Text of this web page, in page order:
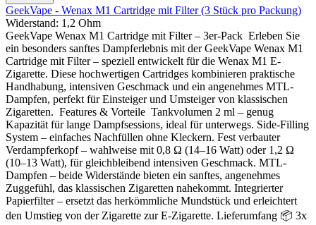
GeekVape - Wenax M1 Cartridge mit Filter (3 Stück pro Packung)
Widerstand: 1,2 Ohm
GeekVape Wenax M1 Cartridge mit Filter – 3er-Pack Erleben Sie
ein besonders sanftes Dampferlebnis mit der GeekVape Wenax M1
Cartridge mit Filter – speziell entwickelt für die Wenax M1 E-
Zigarette. Diese hochwertigen Cartridges kombinieren praktische
Handhabung, intensiven Geschmack und ein angenehmes MTL-
Dampfen, perfekt für Einsteiger und Umsteiger von klassischen
Zigaretten. Features & Vorteile Tankvolumen 2 ml – genug
Kapazität für lange Dampfsessions, ideal für unterwegs. Side-Filling
System – einfaches Nachfüllen ohne Kleckern. Fest verbauter
Verdampferkopf – wahlweise mit 0,8 Ω (14–16 Watt) oder 1,2 Ω
(10–13 Watt), für gleichbleibend intensiven Geschmack. MTL-
Dampfen – beide Widerstände bieten ein sanftes, angenehmes
Zuggefühl, das klassischen Zigaretten nahekommt. Integrierter
Papierfilter – ersetzt das herkömmliche Mundstück und erleichtert
den Umstieg von der Zigarette zur E-Zigarette. Lieferumfang 📦 3x